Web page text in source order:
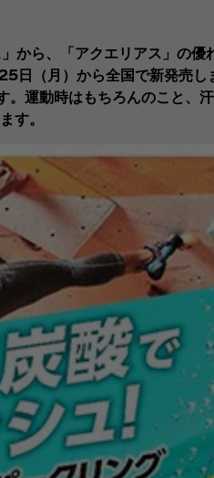
ら、「アクエリアス」の優
（月）から全国で新発売し
運動時はもちろんのこと、
す。